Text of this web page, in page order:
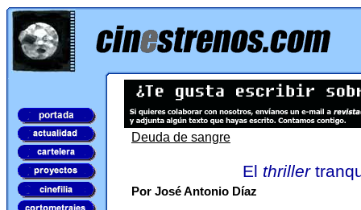
Deuda de sangre
El thriller
Por José Antonio Díaz